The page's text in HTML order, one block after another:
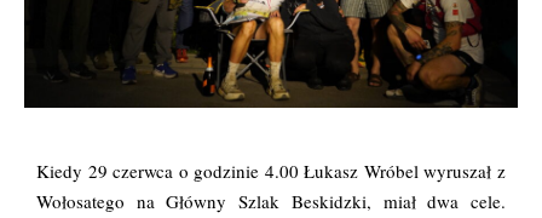
Kiedy 29 czerwca o godzinie 4.00 Łukasz Wróbel wyruszał z
Wołosatego na Główny Szlak Beskidzki, miał dwa cele.